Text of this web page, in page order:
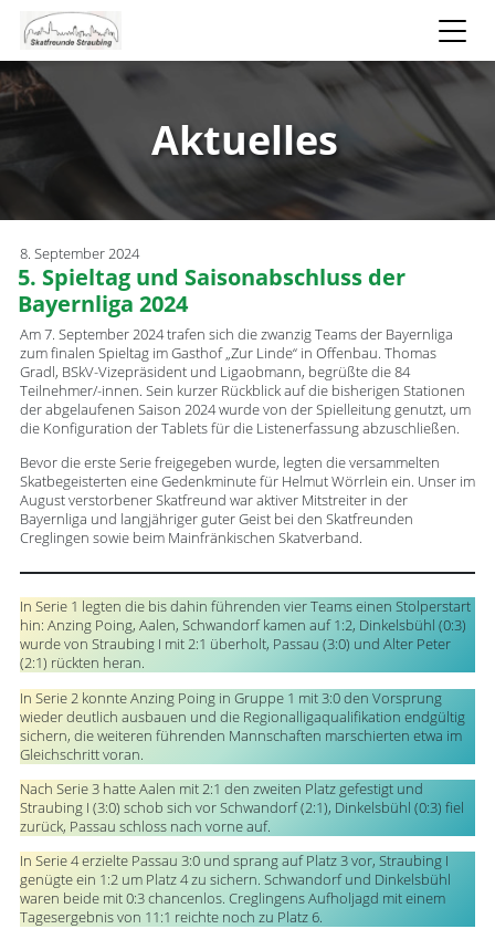
Aktuelles
8. September 2024
5. Spieltag und Saisonabschluss der
Bayernliga 2024
Am 7. September 2024 trafen sich die zwanzig Teams der Bayernliga
zum finalen Spieltag im Gasthof „Zur Linde“ in Offenbau. Thomas
Gradl, BSkV-Vizepräsident und Ligaobmann, begrüßte die 84
Teilnehmer/-innen. Sein kurzer Rückblick auf die bisherigen Stationen
der abgelaufenen Saison 2024 wurde von der Spielleitung genutzt, um
die Konfiguration der Tablets für die Listenerfassung abzuschließen.
Bevor die erste Serie freigegeben wurde, legten die versammelten
Skatbegeisterten eine Gedenkminute für Helmut Wörrlein ein. Unser im
August verstorbener Skatfreund war aktiver Mitstreiter in der
Bayernliga und langjähriger guter Geist bei den Skatfreunden
Creglingen sowie beim Mainfränkischen Skatverband.
In Serie 1 legten die bis dahin führenden vier Teams einen Stolperstart
hin: Anzing Poing, Aalen, Schwandorf kamen auf 1:2, Dinkelsbühl (0:3)
wurde von Straubing I mit 2:1 überholt, Passau (3:0) und Alter Peter
(2:1) rückten heran.
In Serie 2 konnte Anzing Poing in Gruppe 1 mit 3:0 den Vorsprung
wieder deutlich ausbauen und die Regionalligaqualifikation endgültig
sichern, die weiteren führenden Mannschaften marschierten etwa im
Gleichschritt voran.
Nach Serie 3 hatte Aalen mit 2:1 den zweiten Platz gefestigt und
Straubing I (3:0) schob sich vor Schwandorf (2:1), Dinkelsbühl (0:3) fiel
zurück, Passau schloss nach vorne auf.
In Serie 4 erzielte Passau 3:0 und sprang auf Platz 3 vor, Straubing I
genügte ein 1:2 um Platz 4 zu sichern. Schwandorf und Dinkelsbühl
waren beide mit 0:3 chancenlos. Creglingens Aufholjagd mit einem
Tagesergebnis von 11:1 reichte noch zu Platz 6.